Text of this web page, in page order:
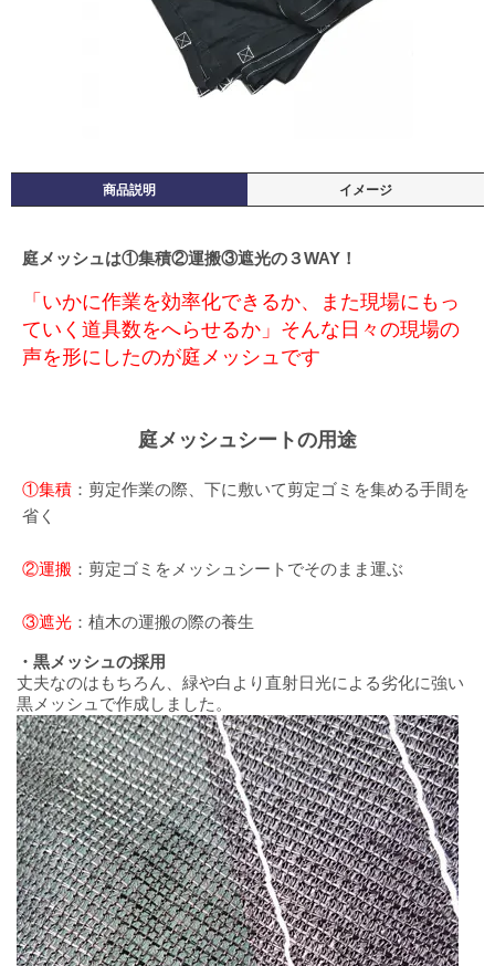
商品説明 イメージ
庭メッシュは①集積②運搬③遮光の３WAY！
「いかに作業を効率化できるか、また現場にもっ
ていく道具数をへらせるか」そんな日々の現場の
声を形にしたのが庭メッシュです
庭メッシュシートの用途
①集積 ：剪定作業の際、下に敷いて剪定ゴミを集める手間を
省く
②運搬 ：剪定ゴミをメッシュシートでそのまま運ぶ
③遮光 ：植木の運搬の際の養生
・黒メッシュの採用
丈夫なのはもちろん、緑や白より直射日光による劣化に強い
黒メッシュで作成しました。